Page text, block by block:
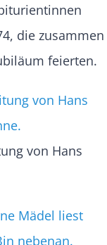
die zusammen
feierten.
von Hans